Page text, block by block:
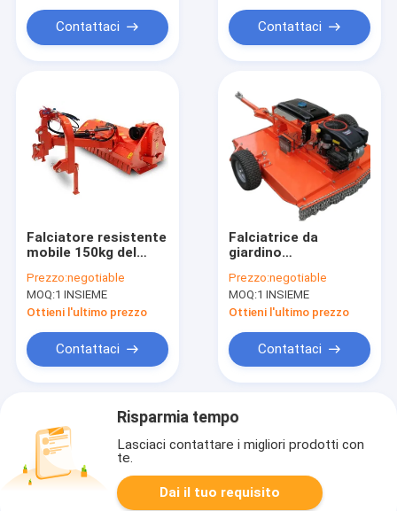
Contattaci Contattaci
Falciatore resistente
mobile 150kg del
Banca della fossa
per le sponde del
fiume
Prezzo:negotiable
MOQ:1 INSIEME
Ottieni l'ultimo prezzo
Contattaci
Falciatrice da
giardino
automatica del
falciatore del taglio
di rivestimento del
manzo di scivolo
Prezzo:negotiable
MOQ:1 INSIEME
Ottieni l'ultimo prezzo
Contattaci
Risparmia tempo
Lasciaci contattare i migliori prodotti con
te.
Dai il tuo requisito